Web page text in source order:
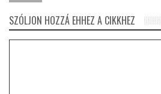
SZÓLJON HOZZÁ EHHEZ A CIKKHEZ